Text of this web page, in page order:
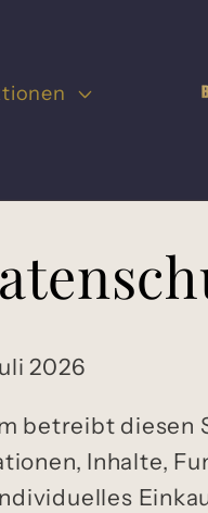
2026
betreibt diesen
Inhalte,